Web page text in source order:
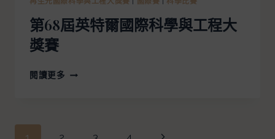
第68屆英特爾國際科學與工程大
獎賽
閱讀更多